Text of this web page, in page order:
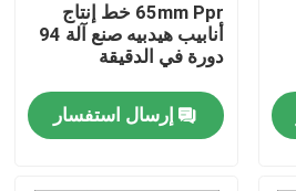
65mm Ppr خط إنتاج
أنابيب هيدبيه صنع آلة 94
دورة في الدقيقة
إرسال استفسار